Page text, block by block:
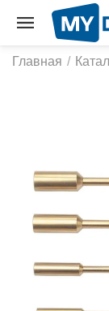
Главная /